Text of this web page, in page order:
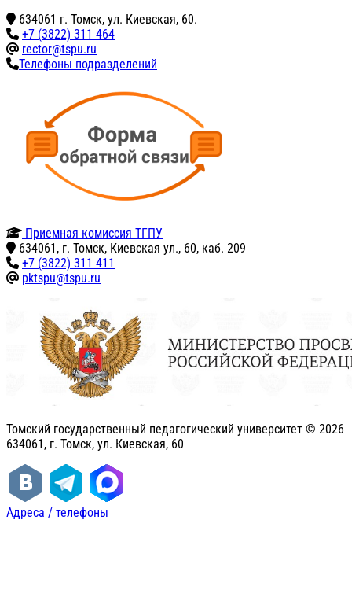
634061 г. Томск, ул. Киевская, 60.
+7 (3822) 311 464
rector@tspu.ru
Телефоны подразделений
Приемная комиссия ТГПУ
634061, г. Томск, Киевская ул., 60, каб. 209
+7 (3822) 311 411
pktspu@tspu.ru
Томский государственный педагогический университет © 2026
634061, г. Томск, ул. Киевская, 60
Адреса / телефоны